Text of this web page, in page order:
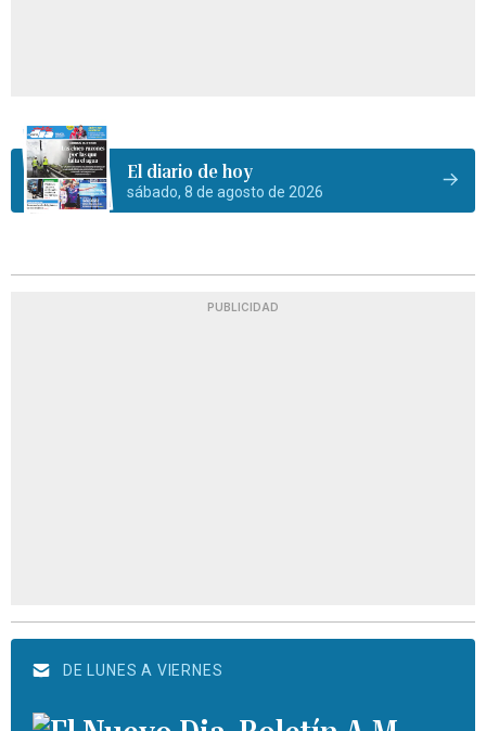
El diario de hoy
sábado, 8 de agosto de 2026
PUBLICIDAD
DE LUNES A VIERNES